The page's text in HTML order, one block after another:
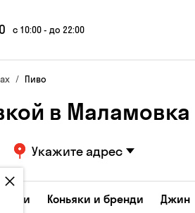
с 10:00 - до 22:00
Пиво
в Маламовка
Укажите адрес
Коньяки и бренди Джин